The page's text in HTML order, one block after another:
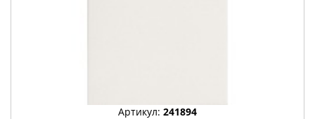
Артикул: 241894